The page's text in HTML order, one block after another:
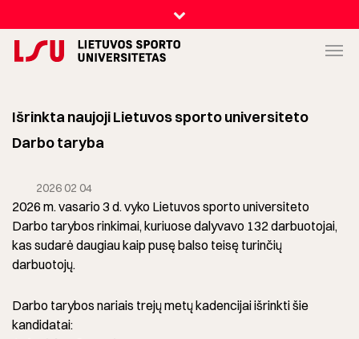
Išrinkta naujoji Lietuvos sporto universiteto
Darbo taryba
2026 02 04
2026 m. vasario 3 d. vyko Lietuvos sporto universiteto
Darbo tarybos rinkimai, kuriuose dalyvavo 132 darbuotojai,
kas sudarė daugiau kaip pusę balso teisę turinčių
darbuotojų.
Darbo tarybos nariais trejų metų kadencijai išrinkti šie
kandidatai: